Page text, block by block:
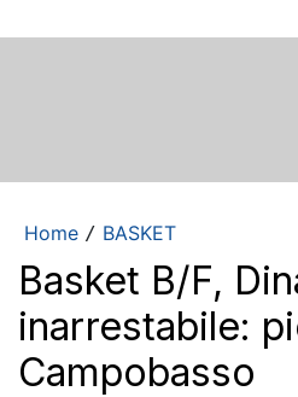
Home / BASKET
Basket B/F,
inarrestabile:
Campobasso